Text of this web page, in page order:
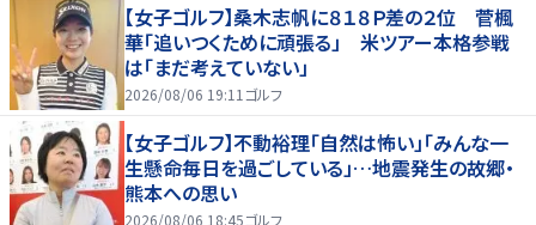
【女子ゴルフ】桑木志帆に８１８Ｐ差の２位 菅楓
華「追いつくために頑張る」 米ツアー本格参戦
は「まだ考えていない」
2026/08/06 19:11 ゴルフ
【女子ゴルフ】不動裕理「自然は怖い」「みんな一
生懸命毎日を過ごしている」…地震発生の故郷・
熊本への思い
2026/08/06 18:45ゴルフ